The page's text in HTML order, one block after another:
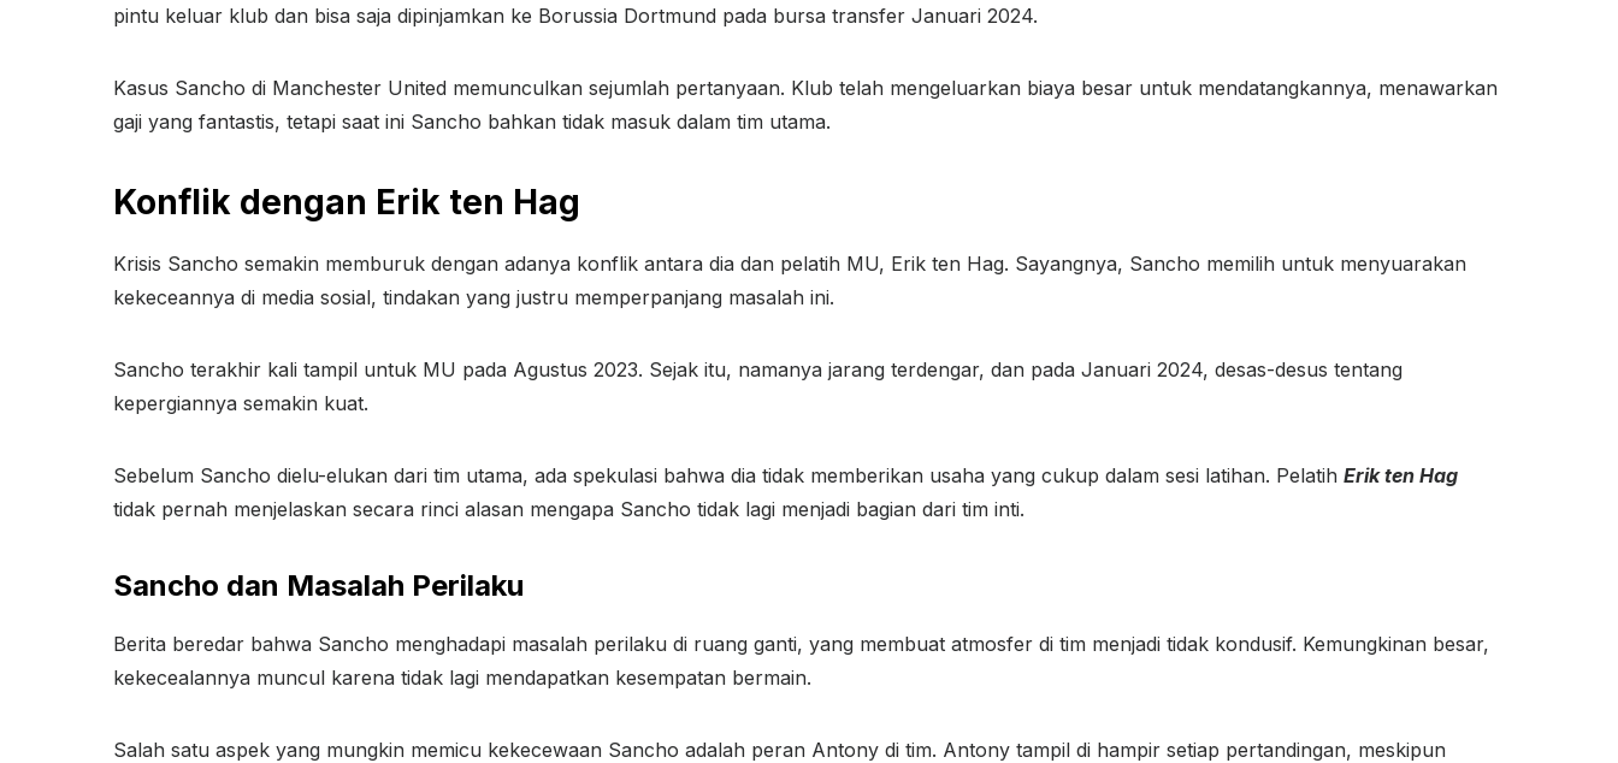
pintu keluar klub dan bisa saja dipinjamkan ke Borussia Dortmund pada bursa transfer Januari 2024.
Kasus Sancho di Manchester United memunculkan sejumlah pertanyaan. Klub telah mengeluarkan biaya besar untuk mendatangkannya, menawarkan
gaji yang fantastis, tetapi saat ini Sancho bahkan tidak masuk dalam tim utama.
Konflik dengan Erik ten Hag
Krisis Sancho semakin memburuk dengan adanya konflik antara dia dan pelatih MU, Erik ten Hag. Sayangnya, Sancho memilih untuk menyuarakan
kekeceannya di media sosial, tindakan yang justru memperpanjang masalah ini.
Sancho terakhir kali tampil untuk MU pada Agustus 2023. Sejak itu, namanya jarang terdengar, dan pada Januari 2024, desas-desus tentang
kepergiannya semakin kuat.
Sebelum Sancho dielu-elukan dari tim utama, ada spekulasi bahwa dia tidak memberikan usaha yang cukup dalam sesi latihan. Pelatih Erik ten Hag
tidak pernah menjelaskan secara rinci alasan mengapa Sancho tidak lagi menjadi bagian dari tim inti.
Sancho dan Masalah Perilaku
Berita beredar bahwa Sancho menghadapi masalah perilaku di ruang ganti, yang membuat atmosfer di tim menjadi tidak kondusif. Kemungkinan besar,
kekecealannya muncul karena tidak lagi mendapatkan kesempatan bermain.
Salah satu aspek yang mungkin memicu kekecewaan Sancho adalah peran Antony di tim. Antony tampil di hampir setiap pertandingan, meskipun